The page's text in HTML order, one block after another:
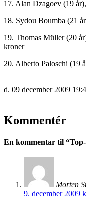
17. Alan Dzagoev (19
18. Sydou Boumba (21
19. Thomas Müller (20
kroner
20. Alberto Paloschi (19
d. 09 december 2009
Kommentér
En kommentar til “
Morten
9. december 2009